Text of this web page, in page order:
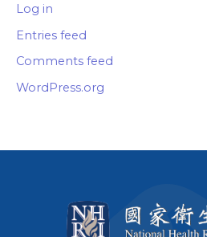
Log in
Entries feed
Comments feed
WordPress.org